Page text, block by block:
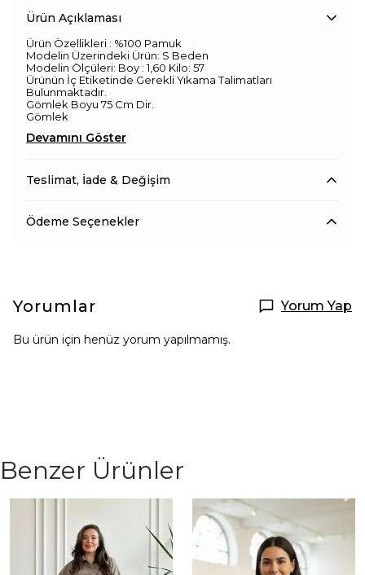
Ürün Açıklaması
Ürün Özellikleri : %100 Pamuk
Modelin Üzerindeki Ürün: S Beden
Modelin Ölçüleri: Boy : 1,60 Kilo: 57
Ürünün İç Etiketinde Gerekli Yıkama Talimatları
Bulunmaktadır.
Gömlek Boyu 75 Cm Dir.
Gömlek
Devamını Göster
Teslimat, İade & Değişim
Ödeme Seçenekler
Yorumlar Yorum Yap
Bu ürün için henüz yorum yapılmamış.
Benzer Ürünler